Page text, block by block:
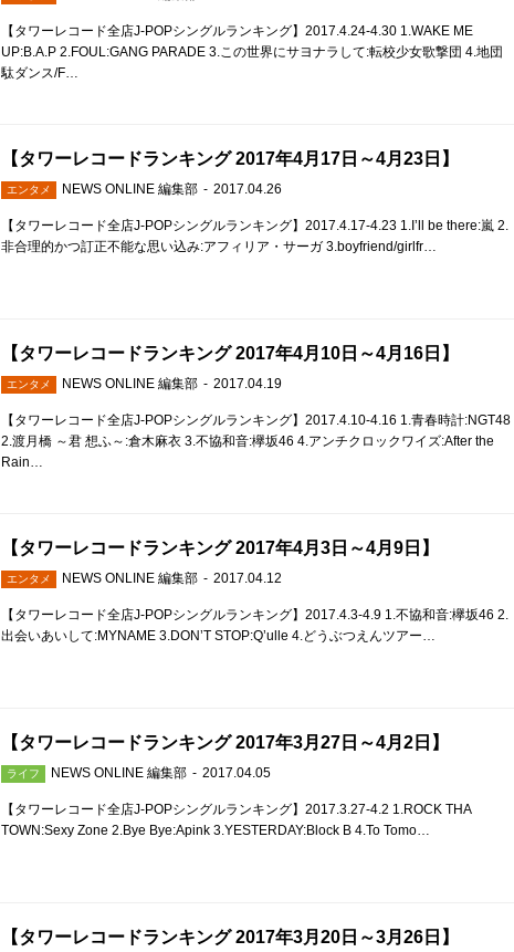
【タワーレコード全店J-POPシングルランキング】2017.4.24-4.30 1.WAKE ME
UP:B.A.P 2.FOUL:GANG PARADE 3.この世界にサヨナラして:転校少女歌撃団 4.地団
駄ダンス/F…
【タワーレコードランキング 2017年4月17日～4月23日】
エンタメ NEWS ONLINE 編集部 2017.04.26
【タワーレコード全店J-POPシングルランキング】2017.4.17-4.23 1.I’ll be there:嵐 2.
非合理的かつ訂正不能な思い込み:アフィリア・サーガ 3.boyfriend/girlfr…
【タワーレコードランキング 2017年4月10日～4月16日】
エンタメ NEWS ONLINE 編集部 2017.04.19
【タワーレコード全店J-POPシングルランキング】2017.4.10-4.16 1.青春時計:NGT48
2.渡月橋 ～君 想ふ～:倉木麻衣 3.不協和音:欅坂46 4.アンチクロックワイズ:After the
Rain…
【タワーレコードランキング 2017年4月3日～4月9日】
エンタメ NEWS ONLINE 編集部 2017.04.12
【タワーレコード全店J-POPシングルランキング】2017.4.3-4.9 1.不協和音:欅坂46 2.
出会いあいして:MYNAME 3.DON’T STOP:Q’ulle 4.どうぶつえんツアー…
【タワーレコードランキング 2017年3月27日～4月2日】
ライフ NEWS ONLINE 編集部 2017.04.05
【タワーレコード全店J-POPシングルランキング】2017.3.27-4.2 1.ROCK THA
TOWN:Sexy Zone 2.Bye Bye:Apink 3.YESTERDAY:Block B 4.To Tomo…
【タワーレコードランキング 2017年3月20日～3月26日】